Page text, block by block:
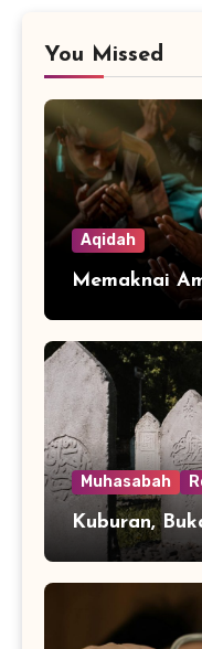
You Missed
Aqidah
Memaknai
Muhasabah
Kuburan,